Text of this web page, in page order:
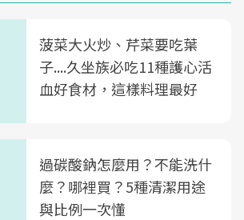
菠菜大火炒、芹菜要吃葉
子....久坐族必吃11種護心活
血好食材，這樣料理最好
過碳酸鈉怎麼用？不能洗什
麼？哪裡買？5種清潔用途
與比例一次懂